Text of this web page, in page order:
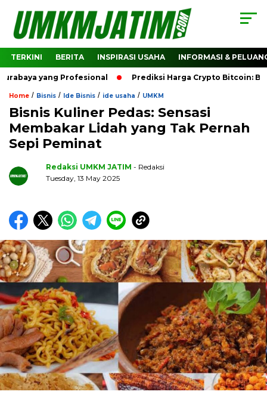
TERKINI BERITA INSPIRASI USAHA INFORMASI &
yang Profesional Prediksi Harga Crypto Bitcoin:
Home / Bisnis / Ide Bisnis / ide usaha / UMKM
Bisnis Kuliner Pedas: Sensasi
Membakar Lidah yang Tak Pernah
Sepi Peminat
Redaksi UMKM JATIM - Redaksi
Tuesday, 13 May 2025